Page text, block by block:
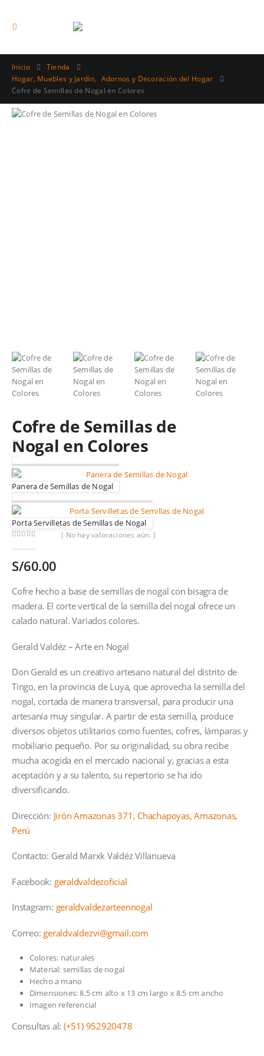
Inicio
Tienda
Hogar, Muebles y Jardín, Adornos y Decoración del Hogar
Cofre de Semillas de Nogal en Colores
Cofre de Semillas de
Nogal en Colores
Panera de Semillas de Nogal
Porta Servilletas de Semillas de Nogal
( No hay valoraciones aún. )
S/60.00
Cofre hecho a base de semillas de nogal con bisagra de
madera. El corte vertical de la semilla del nogal ofrece un
calado natural. Variados colores.
Gerald Valdéz – Arte en Nogal
Don Gerald es un creativo artesano natural del distrito de
Tingo, en la provincia de Luya, que aprovecha la semilla del
nogal, cortada de manera transversal, para producir una
artesanía muy singular. A partir de esta semilla, produce
diversos objetos utilitarios como fuentes, cofres, lámparas y
mobiliario pequeño. Por su originalidad, su obra recibe
mucha acogida en el mercado nacional y, gracias a esta
aceptación y a su talento, su repertorio se ha ido
diversificando.
Dirección: Jirón Amazonas 371, Chachapoyas, Amazonas,
Perú
Contacto: Gerald Marxk Valdéz Villanueva
Facebook: geraldvaldezoficial
Instagram: geraldvaldezarteennogal
Correo: geraldvaldezvi@gmail.com
Colores: naturales
Material: semillas de nogal
Hecho a mano
Dimensiones: 8.5 cm alto x 13 cm largo x 8.5 cm ancho
Imagen referencial
Consultas al: (+51) 952920478